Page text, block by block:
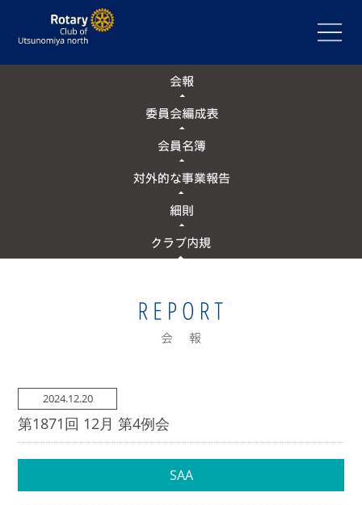
2024.12.20
第1871回 12月 第4例会
SAA